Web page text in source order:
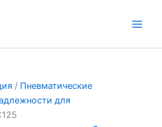
/ Пневматические
для